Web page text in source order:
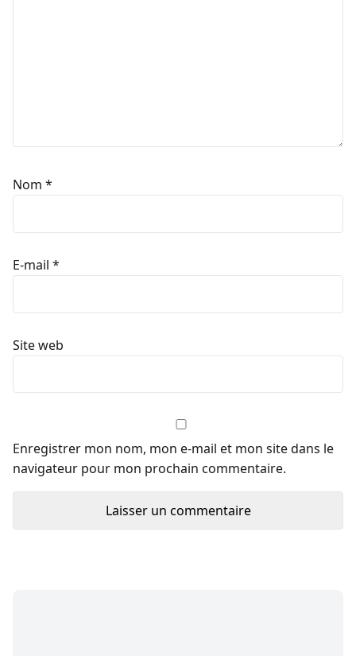
Nom *
E-mail *
Site web
Enregistrer mon nom, mon e-mail et mon site dans le
navigateur pour mon prochain commentaire.